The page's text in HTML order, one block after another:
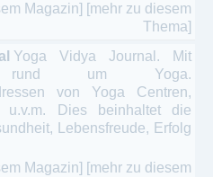
Magazin] [mehr zu diesem
Thema]
Yoga Vidya Journal. Mit
rund um Yoga.
von Yoga Centren,
u.v.m. Dies beinhaltet die
Lebensfreude, Erfolg
Magazin] [mehr zu diesem